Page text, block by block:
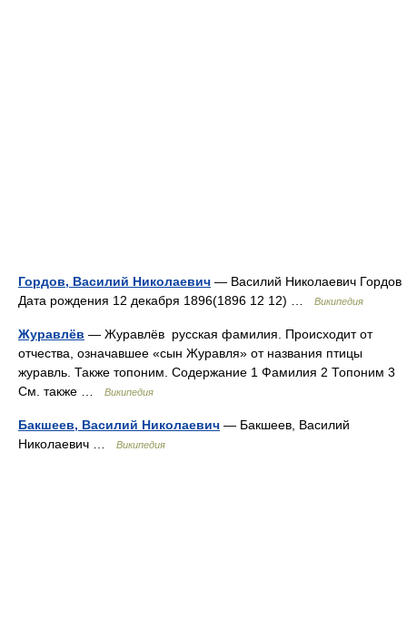
Гордов, Василий Николаевич — Василий Николаевич Гордов
Дата рождения 12 декабря 1896(1896 12 12) …
Википедия
Журавлёв — Журавлёв русская фамилия. Происходит от
отчества, означавшее «сын Журавля» от названия птицы
журавль. Также топоним. Содержание 1 Фамилия 2 Топоним 3
См. также …
Википедия
Бакшеев, Василий Николаевич — Бакшеев, Василий
Николаевич …
Википедия